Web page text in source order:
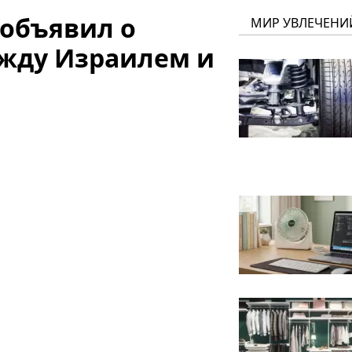
о
Израилем и
МИР